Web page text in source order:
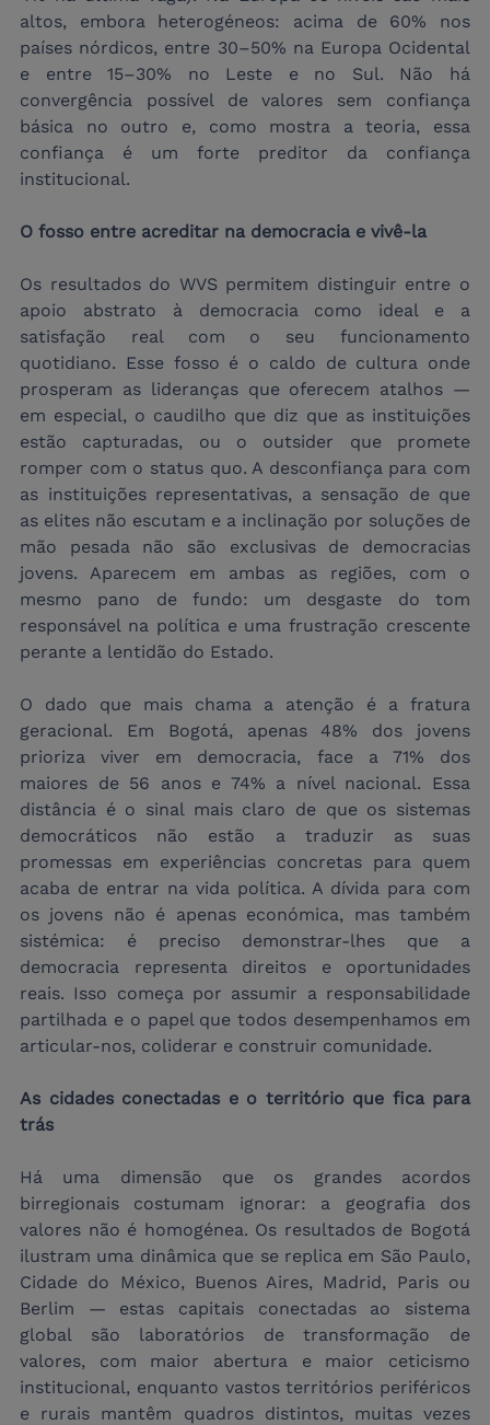
altos, embora heterogéneos: acima de 60% nos
países nórdicos, entre 30–50% na Europa Ocidental
e entre 15–30% no Leste e no Sul. Não há
convergência possível de valores sem confiança
básica no outro e, como mostra a teoria, essa
confiança é um forte preditor da confiança
institucional.
O fosso entre acreditar na democracia e vivê-la
Os resultados do WVS permitem distinguir entre o
apoio abstrato à democracia como ideal e a
satisfação real com o seu funcionamento
quotidiano. Esse fosso é o caldo de cultura onde
prosperam as lideranças que oferecem atalhos —
em especial, o caudilho que diz que as instituições
estão capturadas, ou o outsider que promete
romper com o status quo. A desconfiança para com
as instituições representativas, a sensação de que
as elites não escutam e a inclinação por soluções de
mão pesada não são exclusivas de democracias
jovens. Aparecem em ambas as regiões, com o
mesmo pano de fundo: um desgaste do tom
responsável na política e uma frustração crescente
perante a lentidão do Estado.
O dado que mais chama a atenção é a fratura
geracional. Em Bogotá, apenas 48% dos jovens
prioriza viver em democracia, face a 71% dos
maiores de 56 anos e 74% a nível nacional. Essa
distância é o sinal mais claro de que os sistemas
democráticos não estão a traduzir as suas
promessas em experiências concretas para quem
acaba de entrar na vida política. A dívida para com
os jovens não é apenas económica, mas também
sistémica: é preciso demonstrar-lhes que a
democracia representa direitos e oportunidades
reais. Isso começa por assumir a responsabilidade
partilhada e o papel que todos desempenhamos em
articular-nos, coliderar e construir comunidade.
As cidades conectadas e o território que fica para
trás
Há uma dimensão que os grandes acordos
birregionais costumam ignorar: a geografia dos
valores não é homogénea. Os resultados de Bogotá
ilustram uma dinâmica que se replica em São Paulo,
Cidade do México, Buenos Aires, Madrid, Paris ou
Berlim — estas capitais conectadas ao sistema
global são laboratórios de transformação de
valores, com maior abertura e maior ceticismo
institucional, enquanto vastos territórios periféricos
e rurais mantêm quadros distintos, muitas vezes